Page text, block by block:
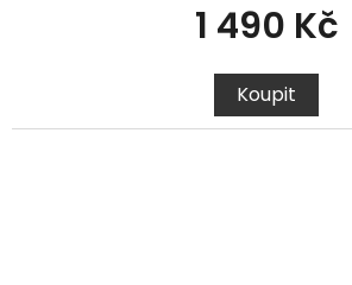
1 490 Kč
Koupit